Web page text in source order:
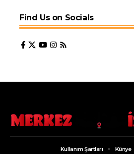
Find Us on Socials
Kullanım Şartları Künye